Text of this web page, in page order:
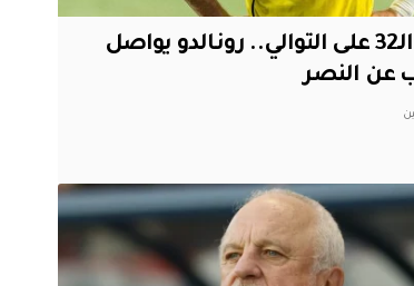
لليوم الـ32 على التوالي.. رونالدو يواصل
عن النصر